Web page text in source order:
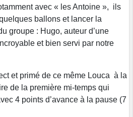
avec « les Antoine », ils
ballons et lancer la
groupe : Hugo, auteur d’une
et bien servi par notre
et primé de ce même Louca à la
de la première mi-temps qui
4 points d’avance à la pause (7